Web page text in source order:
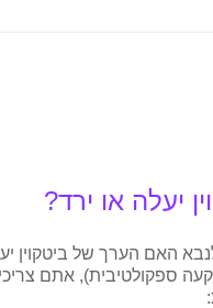
יעלה או ירד?
האם הערך של ביטקוין
ספקולטיבית), אתם